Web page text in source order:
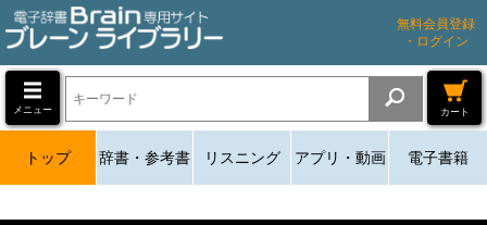
無料会員登録
・ログイン
メニュー カート
トップ 辞書・参考書 リスニング アプリ・動画 電子書籍